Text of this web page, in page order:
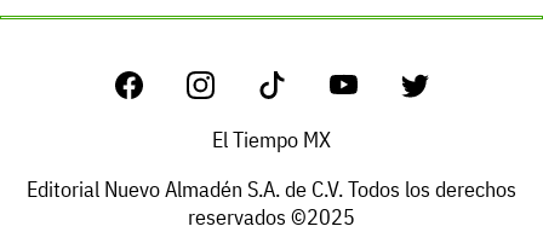
El Tiempo MX
Editorial Nuevo Almadén S.A. de C.V. Todos los derechos
reservados ©2025